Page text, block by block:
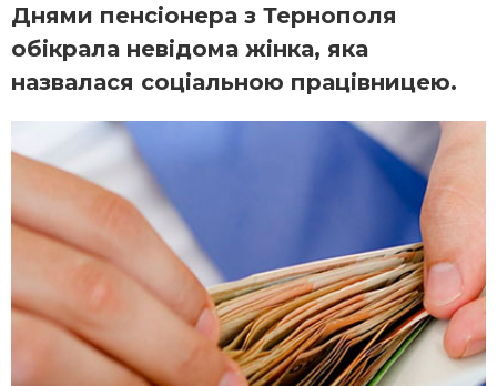
Днями пенсіонера з Тернополя
обікрала невідома жінка, яка
назвалася соціальною працівницею.